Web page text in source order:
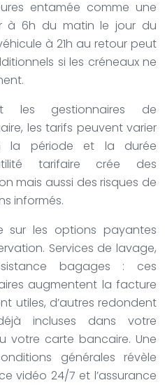
entamée comme une
à 6h du matin le jour du
à 21h au retour peut
si les créneaux ne
les gestionnaires de
les tarifs peuvent varier
la période et la durée
tarifaire crée des
mais aussi des risques de
informés.
sur les options payantes
Services de lavage,
bagages : ces
augmentent la facture
utiles, d’autres redondent
incluses dans votre
votre carte bancaire. Une
générales révèle
vidéo 24/7 et l’assurance